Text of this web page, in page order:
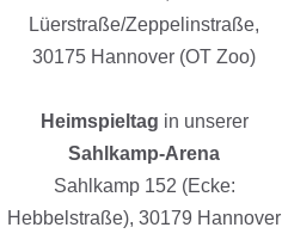
Lüerstraße/Zeppelinstraße,
30175 Hannover (OT Zoo)
Heimspieltag in unserer
Sahlkamp-Arena
Sahlkamp 152 (Ecke:
Hebbelstraße), 30179 Hannover